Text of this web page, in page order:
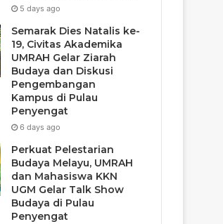
5 days ago
Semarak Dies Natalis ke-
19, Civitas Akademika
UMRAH Gelar Ziarah
Budaya dan Diskusi
Pengembangan
Kampus di Pulau
Penyengat
6 days ago
Perkuat Pelestarian
Budaya Melayu, UMRAH
dan Mahasiswa KKN
UGM Gelar Talk Show
Budaya di Pulau
Penyengat